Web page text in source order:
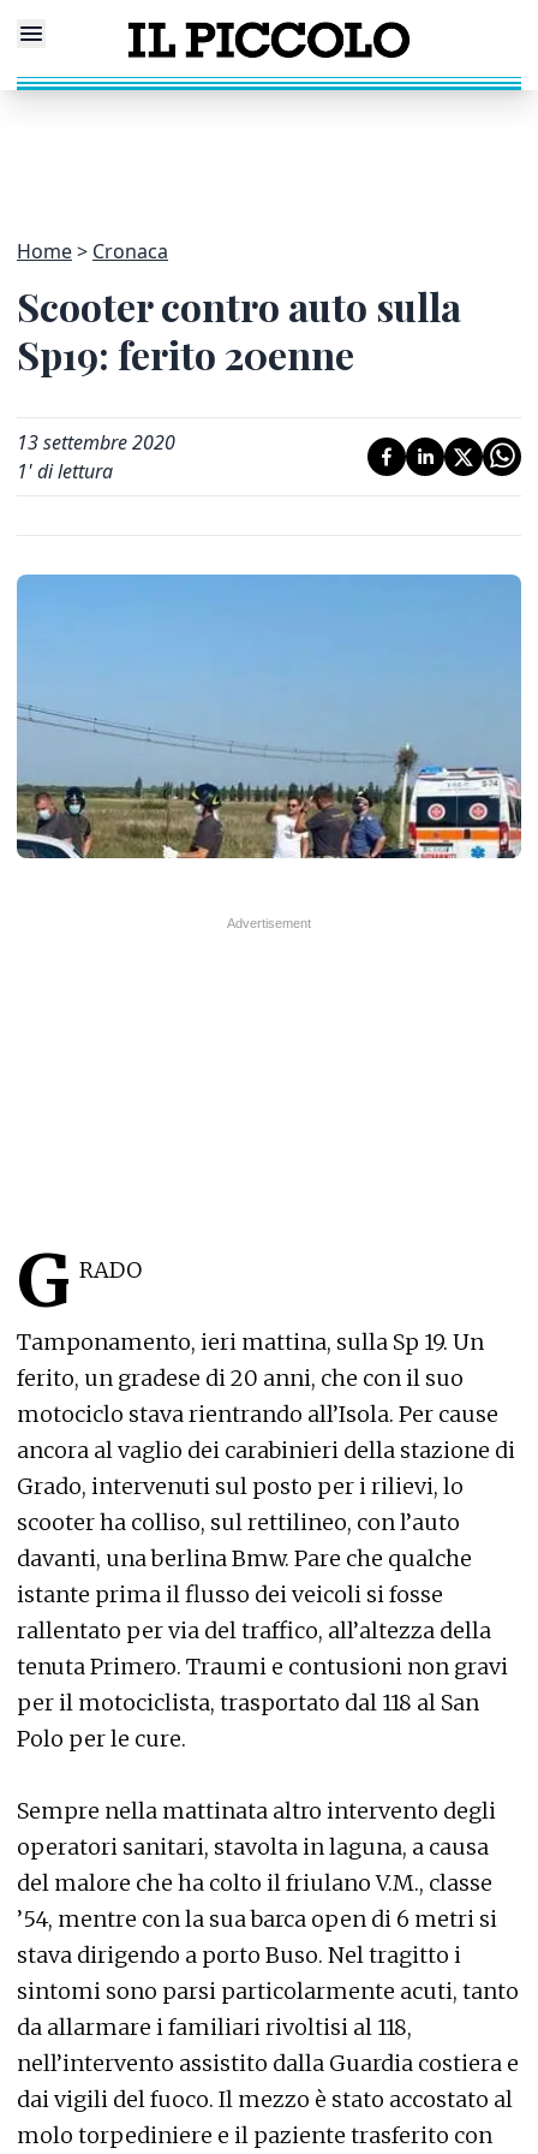
Home Cronaca
Scooter contro auto sulla
Sp19: ferito 20enne
13 settembre 2020
1' di lettura
G RADO
Tamponamento, ieri mattina, sulla Sp 19. Un
ferito, un gradese di 20 anni, che con il suo
motociclo stava rientrando all’Isola. Per cause
ancora al vaglio dei carabinieri della stazione di
Grado, intervenuti sul posto per i rilievi, lo
scooter ha colliso, sul rettilineo, con l’auto
davanti, una berlina Bmw. Pare che qualche
istante prima il flusso dei veicoli si fosse
rallentato per via del traffico, all’altezza della
tenuta Primero. Traumi e contusioni non gravi
per il motociclista, trasportato dal 118 al San
Polo per le cure.
Sempre nella mattinata altro intervento degli
operatori sanitari, stavolta in laguna, a causa
del malore che ha colto il friulano V.M., classe
’54, mentre con la sua barca open di 6 metri si
stava dirigendo a porto Buso. Nel tragitto i
sintomi sono parsi particolarmente acuti, tanto
da allarmare i familiari rivoltisi al 118,
nell’intervento assistito dalla Guardia costiera e
dai vigili del fuoco. Il mezzo è stato accostato al
molo torpediniere e il paziente trasferito con